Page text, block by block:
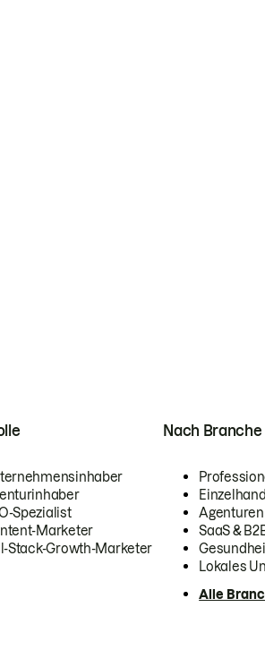
Spezialist
Marketer
Stack-Growth-Marketer
Nach Branche
Agenturen
SaaS &
Lokales
Alle